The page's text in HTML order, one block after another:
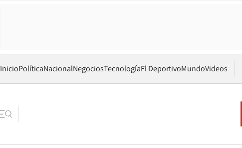
InicioPolíticaNacionalNegociosTecnologíaEl DeportivoMundoVideos